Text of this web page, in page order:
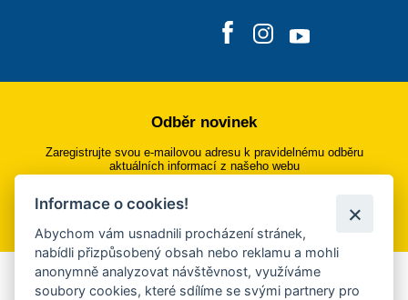
Odběr novinek
Zaregistrujte svou e-mailovou adresu k pravidelnému odběru
aktuálních informací z našeho webu
Přihlásit se k odběru
Aplikace Mobilní rozhlas
Informace o cookies!
Abychom vám usnadnili procházení stránek,
nabídli přizpůsobený obsah nebo reklamu a mohli
anonymně analyzovat návštěvnost, využíváme
soubory cookies, které sdílíme se svými partnery pro